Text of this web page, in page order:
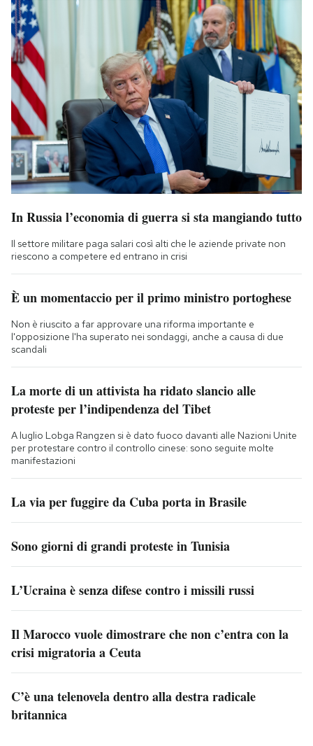
In Russia l’economia di guerra si sta mangiando tutto
Il settore militare paga salari così alti che le aziende private non
riescono a competere ed entrano in crisi
È un momentaccio per il primo ministro portoghese
Non è riuscito a far approvare una riforma importante e
l'opposizione l'ha superato nei sondaggi, anche a causa di due
scandali
La morte di un attivista ha ridato slancio alle
proteste per l’indipendenza del Tibet
A luglio Lobga Rangzen si è dato fuoco davanti alle Nazioni Unite
per protestare contro il controllo cinese: sono seguite molte
manifestazioni
La via per fuggire da Cuba porta in Brasile
Sono giorni di grandi proteste in Tunisia
L’Ucraina è senza difese contro i missili russi
Il Marocco vuole dimostrare che non c’entra con la
crisi migratoria a Ceuta
C’è una telenovela dentro alla destra radicale
britannica